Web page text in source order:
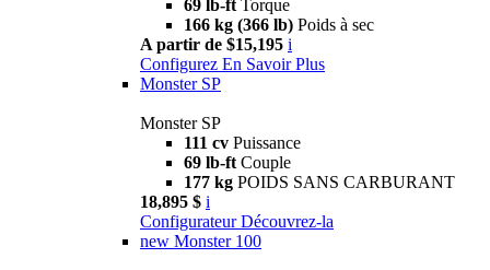
69 lb-ft Torque
166 kg (366 lb) Poids à sec
A partir de $15,195 i
Configurez En Savoir Plus
Monster SP
Monster SP
111 cv Puissance
69 lb-ft Couple
177 kg POIDS SANS CARBURANT
18,895 $ i
Configurateur Découvrez-la
new Monster 100